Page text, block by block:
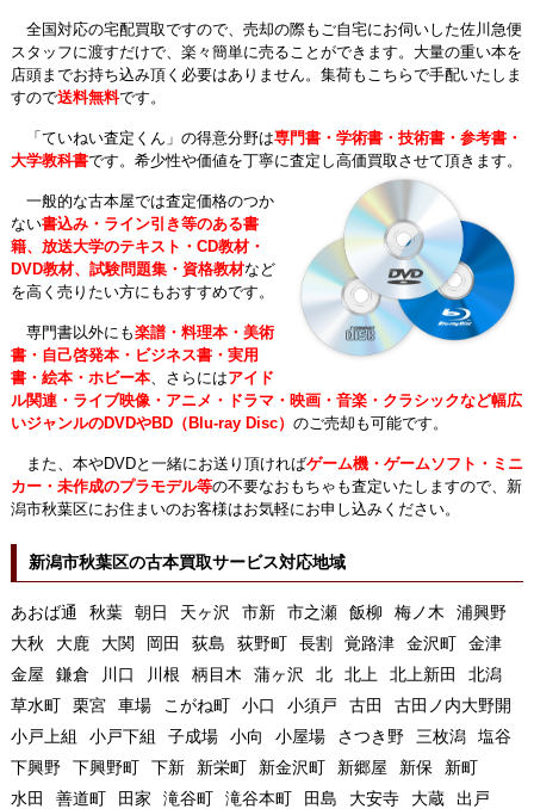
全国対応の宅配買取ですので、売却の際もご自宅にお伺いした佐川急便
スタッフに渡すだけで、楽々簡単に売ることができます。大量の重い本を
店頭までお持ち込み頂く必要はありません。集荷もこちらで手配いたしま
すので送料無料です。
「ていねい査定くん」の得意分野は専門書・学術書・技術書・参考書・
大学教科書です。希少性や価値を丁寧に査定し高価買取させて頂きます。
一般的な古本屋では査定価格のつか
ない書込み・ライン引き等のある書
籍、放送大学のテキスト・CD教材・
DVD教材、試験問題集・資格教材など
を高く売りたい方にもおすすめです。
専門書以外にも楽譜・料理本・美術
書・自己啓発本・ビジネス書・実用
書・絵本・ホビー本、さらにはアイド
ル関連・ライブ映像・アニメ・ドラマ・映画・音楽・クラシックなど幅広
いジャンルのDVDやBD（Blu-ray Disc） のご売却も可能です。
また、本やDVDと一緒にお送り頂ければゲーム機・ゲームソフト・ミニ
カー・未作成のプラモデル等の不要なおもちゃも査定いたしますので、新
潟市秋葉区にお住まいのお客様はお気軽にお申し込みください。
新潟市秋葉区の古本買取サービス対応地域
あおば通 秋葉 朝日 天ヶ沢 市新 市之瀬 飯柳 梅ノ木
浦興野
大秋
大鹿 大関 岡田 荻島 荻野町 長割 覚路津 金沢町
金津
金屋
鎌倉 川口 川根 柄目木 蒲ヶ沢 北 北上 北上新田
北潟
草水町
栗宮 車場 こがね町 小口 小須戸 古田
古田ノ内大野開
小戸上組
小戸下組 子成場 小向 小屋場 さつき野 三枚潟
塩谷
下興野
下興野町 下新 新栄町 新金沢町 新郷屋 新保
新町
水田
善道町 田家 滝谷町 滝谷本町 田島 大安寺 大蔵
出戸